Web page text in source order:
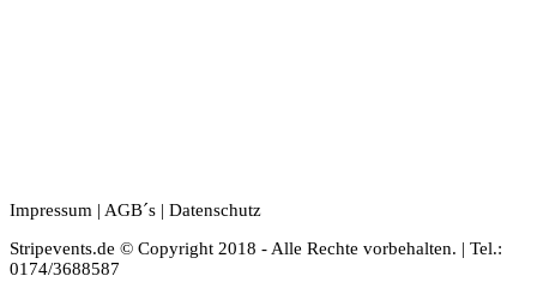
Impressum | AGB´s | Datenschutz
Stripevents.de © Copyright 2018 - Alle Rechte vorbehalten. | Tel.:
0174/3688587